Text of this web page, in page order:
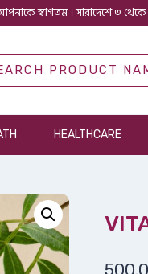
স্বাগতম । সারাদেশে ৩
PRODUCT
HEALTHCARE